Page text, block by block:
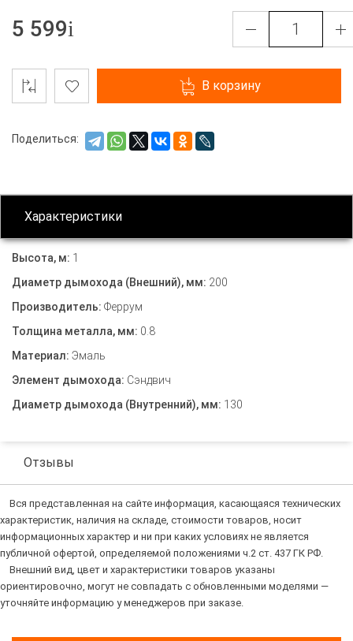
5 599
В корзину
Поделиться:
Характеристики
Высота, м: 1
Диаметр дымохода (Внешний), мм: 200
Производитель: Феррум
Толщина металла, мм: 0.8
Материал: Эмаль
Элемент дымохода: Сэндвич
Диаметр дымохода (Внутренний), мм: 130
Отзывы
Вся представленная на сайте информация, касающаяся технических
характеристик, наличия на складе, стоимости товаров, носит
информационных характер и ни при каких условиях не является
публичной офертой, определяемой положениями ч.2 ст. 437 ГК РФ.
Внешний вид, цвет и характеристики товаров указаны
ориентировочно, могут не совпадать с обновленными моделями —
уточняйте информацию у менеджеров при заказе.